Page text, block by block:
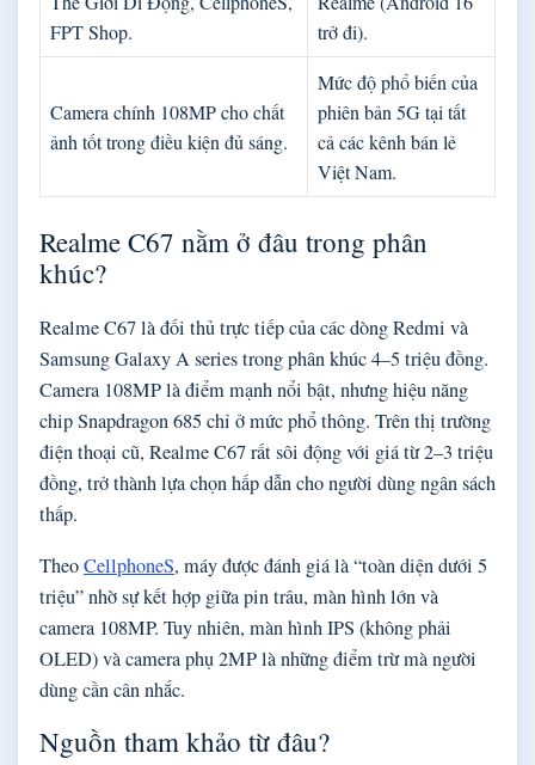
FPT Shop.
trở đi).
Camera chính 108MP cho chất
ảnh tốt trong điều kiện đủ sáng.
Mức độ phổ biến của
phiên bản 5G tại tất
cả các kênh bán lẻ
Việt Nam.
Realme C67 nằm ở đâu trong phân
khúc?
Realme C67 là đối thủ trực tiếp của các dòng Redmi và
Samsung Galaxy A series trong phân khúc 4–5 triệu đồng.
Camera 108MP là điểm mạnh nổi bật, nhưng hiệu năng
chip Snapdragon 685 chỉ ở mức phổ thông. Trên thị trường
điện thoại cũ, Realme C67 rất sôi động với giá từ 2–3 triệu
đồng, trở thành lựa chọn hấp dẫn cho người dùng ngân sách
thấp.
TheoCellphoneS, máy được đánh giá là “toàn diện dưới 5
triệu” nhờ sự kết hợp giữa pin trâu, màn hình lớn và
camera 108MP. Tuy nhiên, màn hình IPS (không phải
OLED) và camera phụ 2MP là những điểm trừ mà người
dùng cần cân nhắc.
Nguồn tham khảo từ đâu?